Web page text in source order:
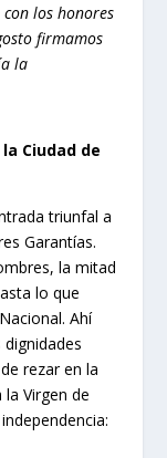
los honores
firmamos
la
Ciudad de
triunfal a
Garantías.
la mitad
lo que
Ahí
rezar en la
Virgen de